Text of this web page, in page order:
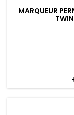
MARQUEUR